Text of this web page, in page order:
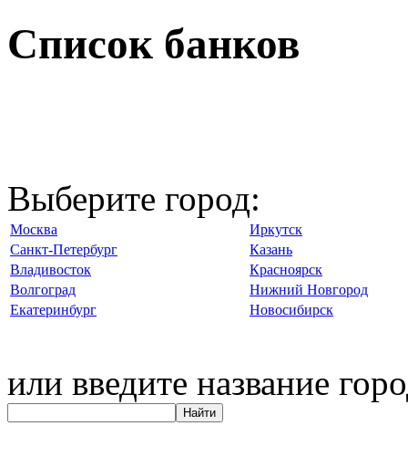
Список банков
Выберите город:
Москва
Иркутск
Санкт-Петербург
Казань
Владивосток
Красноярск
Волгоград
Нижний Новгород
Екатеринбург
Новосибирск
или введите название